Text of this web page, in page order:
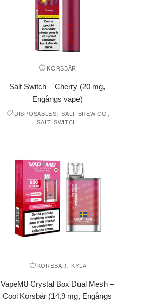
KÖRSBÄR
Salt Switch – Cherry (20 mg,
Engångs vape)
DISPOSABLES,SALT BREW CO ,
SALT SWITCH
KÖRSBÄR , KYLA
VapeM8 Crystal Box Dual Mesh –
Cool Körsbär (14,9 mg, Engångs